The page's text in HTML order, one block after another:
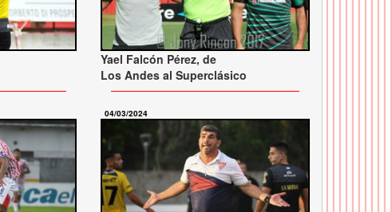
Yael Falcón Pérez, de
Los Andes al Superclásico
04/03/2024